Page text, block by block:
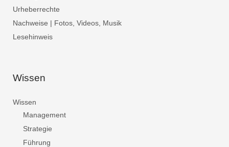
Urheberrechte
Nachweise | Fotos, Videos, Musik
Lesehinweis
Wissen
Wissen
Management
Strategie
Führung